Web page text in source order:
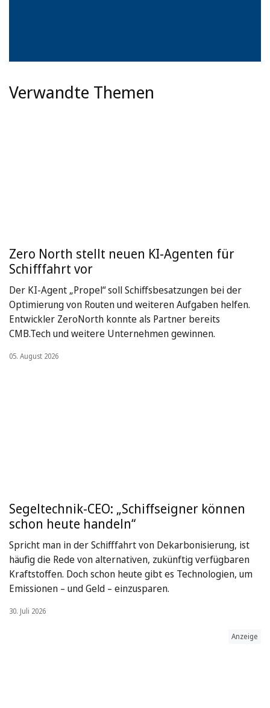
Verwandte Themen
Zero North stellt neuen KI-Agenten für
Schifffahrt vor
Der KI-Agent „Propel“ soll Schiffsbesatzungen bei der
Optimierung von Routen und weiteren Aufgaben helfen.
Entwickler ZeroNorth konnte als Partner bereits
CMB.Tech und weitere Unternehmen gewinnen.
05. August 2026
Segeltechnik-CEO: „Schiffseigner können
schon heute handeln“
Spricht man in der Schifffahrt von Dekarbonisierung, ist
häufig die Rede von alternativen, zukünftig verfügbaren
Kraftstoffen. Doch schon heute gibt es Technologien, um
Emissionen – und Geld – einzusparen.
30. Juli 2026
Anzeige